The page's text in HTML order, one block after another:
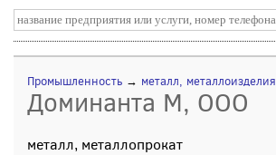
Промышленность → металл, металлоизделия
Доминанта М, ООО
металл, металлопрокат